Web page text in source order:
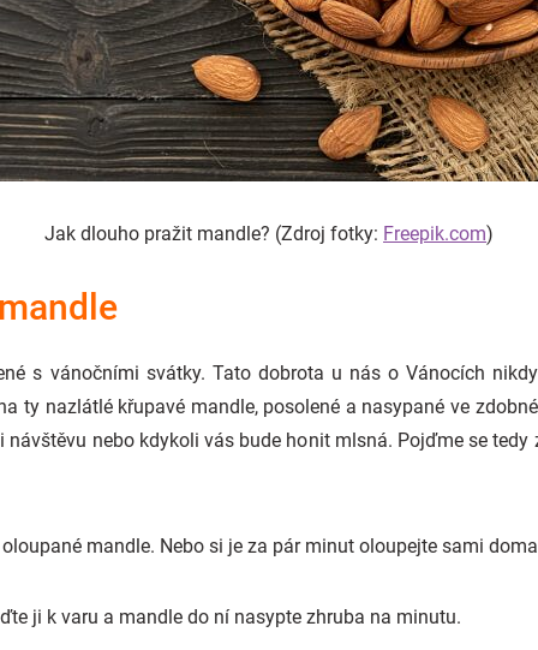
Jak dlouho pražit mandle? (Zdroj fotky: Freepik.com)
s vánočními svátky. Tato dobrota u nás o Vánocích
ty nazlátlé křupavé mandle, posolené a nasypané ve
návštěvu nebo kdykoli vás bude honit mlsná. Pojďme se
mandle. Nebo si je za pár minut oloupejte sami
ji k varu a mandle do ní nasypte zhruba na minutu.